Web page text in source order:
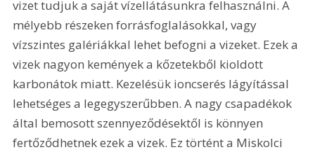
vizet tudjuk a saját vízellátásunkra felhasználni. A
mélyebb részeken forrásfoglalásokkal, vagy
vízszintes galériákkal lehet befogni a vizeket. Ezek a
vizek nagyon kemények a kőzetekből kioldott
karbonátok miatt. Kezelésük ioncserés lágyítással
lehetséges a legegyszerűbben. A nagy csapadékok
által bemosott szennyeződésektől is könnyen
fertőződhetnek ezek a vizek. Ez történt a Miskolci